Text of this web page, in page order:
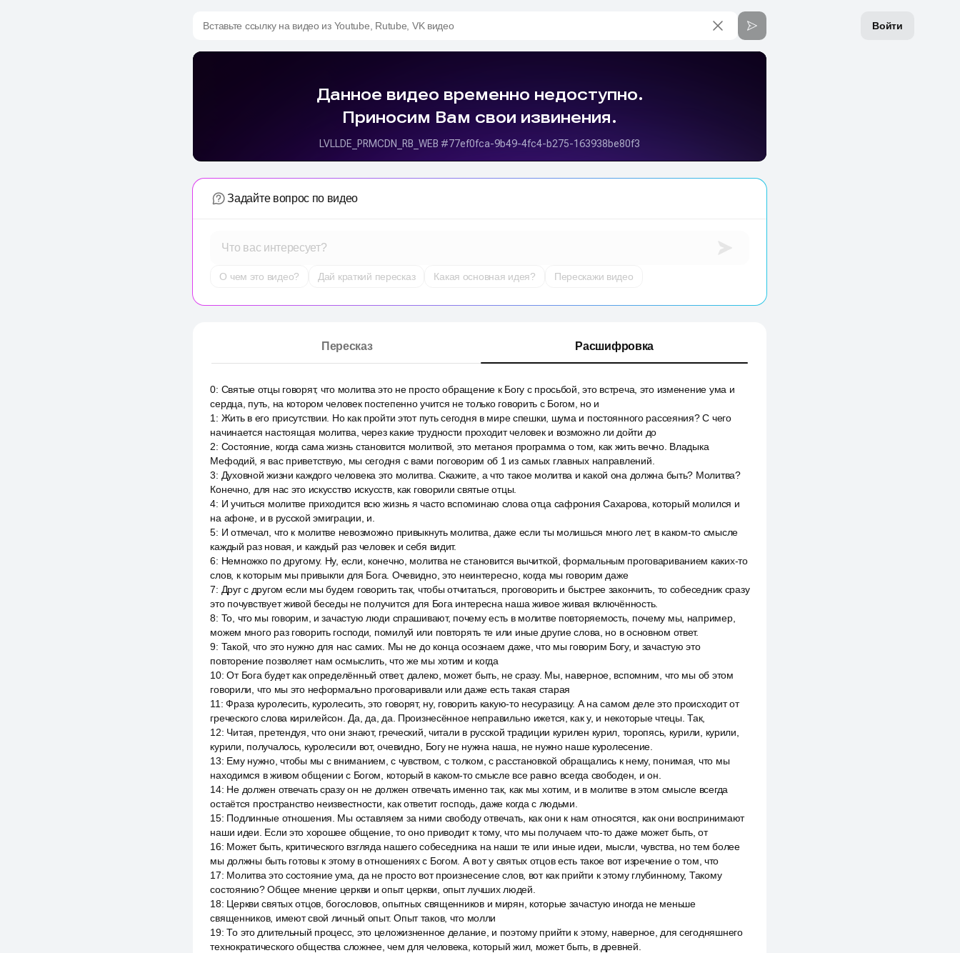
Войти
Вставьте ссылку на видео из Youtube, Rutube, VK видео
Задайте вопрос по видео
Что вас интересует?
О чем это видео? Дай краткий пересказ Какая основная идея? Перескажи видео
Пересказ Расшифровка
0: Святые отцы говорят, что молитва это не просто обращение к Богу с просьбой, это встреча, это изменение ума и
сердца, путь, на котором человек постепенно учится не только говорить с Богом, но и
1 : Жить в его присутствии. Но как пройти этот путь сегодня в мире спешки, шума и постоянного рассеяния? С чего
начинается настоящая молитва, через какие трудности проходит человек и возможно ли дойти до
2: Состояние, когда сама жизнь становится молитвой, это метаноя программа о том, как жить вечно. Владыка
Мефодий, я вас приветствую, мы сегодня с вами поговорим об 1 из самых главных направлений.
3: Духовной жизни каждого человека это молитва. Скажите, а что такое молитва и какой она должна быть? Молитва?
Конечно, для нас это искусство искусств, как говорили святые отцы.
4: И учиться молитве приходится всю жизнь я часто вспоминаю слова отца сафрония Сахарова, который молился и
на афоне, и в русской эмиграции, и.
5: И отмечал, что к молитве невозможно привыкнуть молитва, даже если ты молишься много лет, в каком-то смысле
каждый раз новая, и каждый раз человек и себя видит.
6: Немножко по другому. Ну, если, конечно, молитва не становится вычиткой, формальным проговариванием каких-то
слов, к которым мы привыкли для Бога. Очевидно, это неинтересно, когда мы говорим даже
7: Друг с другом если мы будем говорить так, чтобы отчитаться, проговорить и быстрее закончить, то собеседник сразу
это почувствует живой беседы не получится для Бога интересна наша живое живая включённость.
8: То, что мы говорим, и зачастую люди спрашивают, почему есть в молитве повторяемость, почему мы, например,
можем много раз говорить господи, помилуй или повторять те или иные другие слова, но в основном ответ.
9: Такой, что это нужно для нас самих. Мы не до конца осознаем даже, что мы говорим Богу, и зачастую это
повторение позволяет нам осмыслить, что же мы хотим и когда
10:От Бога будет как определённый ответ, далеко, может быть, не сразу. Мы, наверное, вспомним, что мы об этом
говорили, что мы это неформально проговаривали или даже есть такая старая
11 :Фраза куролесить, куролесить, это говорят, ну, говорить какую-то несуразицу. А на самом деле это происходит от
греческого слова кирилейсон. Да, да, да. Произнесённое неправильно ижется, как у, и некоторые чтецы. Так,
12: Читая, претендуя, что они знают, греческий, читали в русской традиции курилен курил, торопясь, курили, курили,
курили, получалось, куролесили вот, очевидно, Богу не нужна наша, не нужно наше куролесение.
13: Ему нужно, чтобы мы с вниманием, с чувством, с толком, с расстановкой обращались к нему, понимая, что мы
находимся в живом общении с Богом, который в каком-то смысле все равно всегда свободен, и он.
14: Не должен отвечать сразу он не должен отвечать именно так, как мы хотим, и в молитве в этом смысле всегда
остаётся пространство неизвестности, как ответит господь, даже когда с людьми.
15: Подлинные отношения. Мы оставляем за ними свободу отвечать, как они к нам относятся, как они воспринимают
наши идеи. Если это хорошее общение, то оно приводит к тому, что мы получаем что-то даже может быть, от
16: Может быть, критического взгляда нашего собеседника на наши те или иные идеи, мысли, чувства, но тем более
мы должны быть готовы к этому в отношениях с Богом. А вот у святых отцов есть такое вот изречение о том, что
17: Молитва это состояние ума, да не просто вот произнесение слов, вот как прийти к этому глубинному, Такому
состоянию? Общее мнение церкви и опыт церкви, опыт лучших людей.
18: Церкви святых отцов, богословов, опытных священников и мирян, которые зачастую иногда не меньше
священников, имеют свой личный опыт. Опыт таков, что молли
19:То это длительный процесс, это целожизненное делание, и поэтому прийти к этому, наверное, для сегодняшнего
технократического общества сложнее, чем для человека, который жил, может быть, в древней.